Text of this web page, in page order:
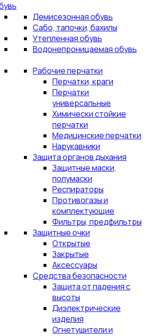
Демисезонная обувь
Сабо, тапочки, бахилы
Утепленная обувь
Водонепроницаемая обувь
Рабочие перчатки
Перчатки, краги
Перчатки
универсальные
Химически стойкие
перчатки
Медицинские перчатки
Нарукавники
Защита органов дыхания
Защитные маски,
полумаски
Респираторы
Противогазы и
комплектующие
Фильтры, предфильтры
Защитные очки
Открытые
Закрытые
Аксессуары
Средства безопасности
Защита от падения с
высоты
Диэлектрические
изделия
Огнетушители и